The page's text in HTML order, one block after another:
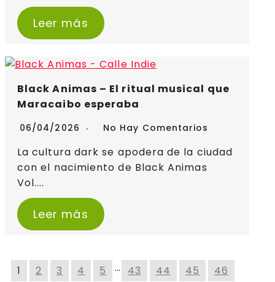
Leer más
Black Animas – El ritual musical que
Maracaibo esperaba
06/04/2026 No Hay Comentarios
La cultura dark se apodera de la ciudad
con el nacimiento de Black Animas
Vol....
Leer más
1 2 3 4 5 … 43 44 45 46